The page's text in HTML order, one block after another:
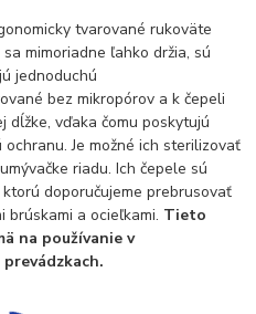
tvarované rukoväte
mimoriadne ľahko držia, sú
jednoduchú
bez mikropórov a k čepeli
dĺžke, vďaka čomu poskytujú
Je možné ich sterilizovať
riadu. Ich čepele sú
doporučujeme prebrusovať
brúskami a ocieľkami. Tieto
na používanie v